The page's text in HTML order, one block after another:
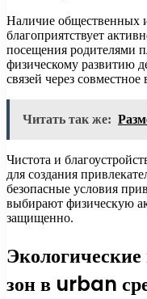
Наличие общественных
благоприятствует
посещения родителями
физическому развитию
связей через
Читать так же:
Чистота и
для создания
безопасные условия
выбирают физическую
защищенно.
зон в urban